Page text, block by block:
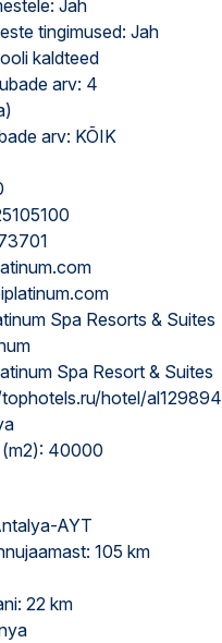
Jah
tingimused: Jah
kaldteed
arv: 4
arv: KÕIK
Spa Resorts & Suites
Spa Resort & Suites
hotel/al129894
(m2): 40000
AYT
105 km
22 km